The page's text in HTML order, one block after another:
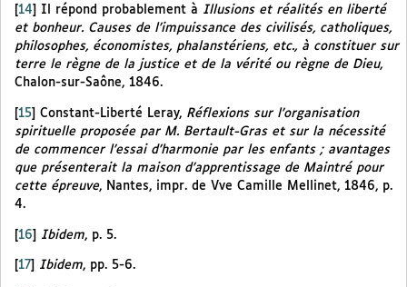
14 Il répond probablement à Illusions et réalités en liberté
et bonheur. Causes de l’impuissance des civilisés, catholiques,
philosophes, économistes, phalanstériens, etc., à constituer sur
terre le règne de la justice et de la vérité ou règne de Dieu,
Chalon-sur-Saône, 1846.
15 Constant-Liberté Leray, Réflexions sur l’organisation
spirituelle proposée par M. Bertault-Gras et sur la nécessité
de commencer l’essai d’harmonie par les enfants ; avantages
que présenterait la maison d’apprentissage de Maintré pour
cette épreuve, Nantes, impr. de Vve Camille Mellinet, 1846, p.
4.
[16] Ibidem, p. 5.
17 Ibidem, pp. 5-6.